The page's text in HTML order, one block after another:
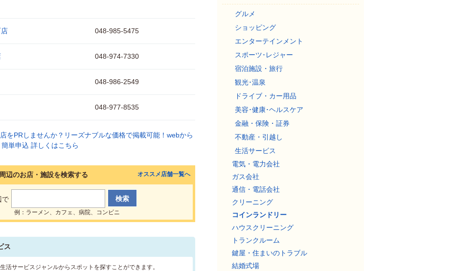
048-985-5475
048-974-7330
048-986-2549
048-977-8535
辺のお店・施設を検索する
で
例：ラーメン、カフェ、病院、コンビニ
オススメ店舗一覧へ
ス
活サービスジャンルからスポットを探すことができます。
グルメ
ショッピング
エンターテインメント
スポーツ･レジャー
宿泊施設・旅行
観光･温泉
ドライブ・カー用品
美容･健康･ヘルスケア
金融・保険・証券
不動産・引越し
生活サービス
電気・電力会社
ガス会社
通信・電話会社
クリーニング
コインランドリー
ハウスクリーニング
トランクルーム
鍵屋・住まいのトラブル
結婚式場